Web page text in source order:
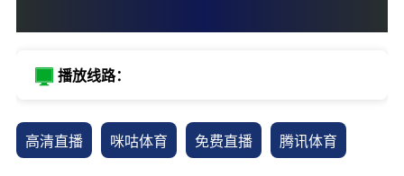
播放线路：
高清直播 咪咕体育 免费直播 腾讯体育